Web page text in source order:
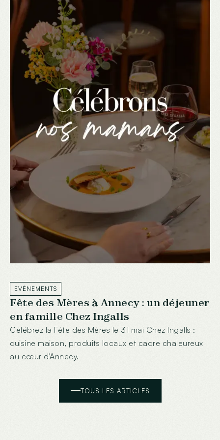
EVÉNEMENTS
Fête des Mères à Annecy : un déjeuner
en famille Chez Ingalls
Célébrez la Fête des Mères le 31 mai Chez Ingalls :
cuisine maison, produits locaux et cadre chaleureux
au cœur d'Annecy.
TOUS LES ARTICLES